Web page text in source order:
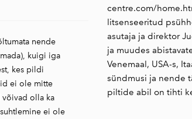
nende
kuigi iga
kes pildi
ei ole mitte
olla ka
ei ole
centre.com/
litsenseeritud
asutaja ja direktor
ja muudes
Venemaal, USA-s,
sündmusi ja nende
piltide abil on tihti